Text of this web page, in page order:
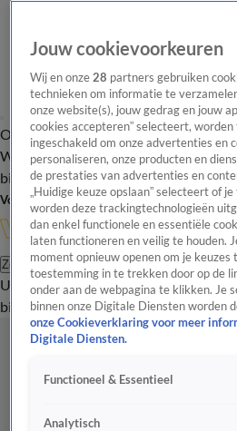
Overzicht Onze programma's Uitzendingen
WandelgangenInterviewsUitzending
bijwonenPodcastShopVeelgestelde
Volg Vandaag Inside
Zoeken
UitzendingenVandaag InsideDe
bijwonen
Jouw cookievoorkeuren
Wij en onze28 partners gebruiken
technieken om informatie te
onze website(s), jouw gedrag en jouw
cookies accepteren” selecteert,
ingeschakeld om onze advertenties en
personaliseren, onze producten en
de prestaties van advertenties en
„Huidige keuze opslaan” selecteert of
worden deze trackingtechnologieën
dan enkel functionele en essentiële
laten functioneren en veilig te houden.
moment opnieuw openen om je keuzes
toestemming in te trekken door op de
onder aan de webpagina te klikken. Je
binnen onze Digitale Diensten worden
onze Cookieverklaring voor meer
Digitale Diensten.
Functioneel & Essentieel
Analytisch